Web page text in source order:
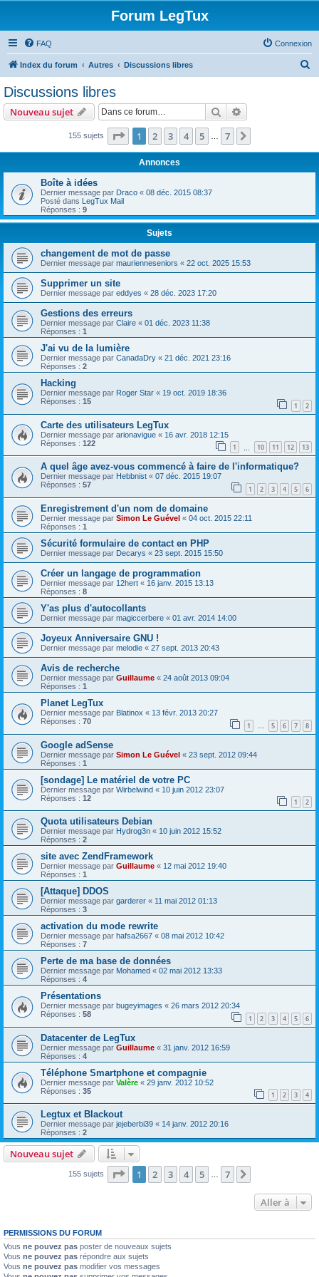
Forum LegTux
FAQ Connexion
Index du forum Autres Discussions libres
r
Discussions libres
Nouveau sujet Rechercher
155 sujets Page 1sur7
1 2 3 4 5 7
Annonces
Boîte à idées
Dernier message par Draco « 08 déc. 2015 08:37
Posté dans LegTux Mail
Réponses : 9
Sujets
changement de mot de passe
Dernier message par maurienneseniors « 22 oct. 2025 15:53
Supprimer un site
Dernier message par eddyes « 28 déc. 2023 17:20
Gestions des erreurs
Dernier message par Claire « 01 déc. 2023 11:38
Réponses : 1
J'ai vu de la lumière
Dernier message par CanadaDry « 21 déc. 2021 23:16
Réponses : 2
Hacking
Dernier message par Roger Star « 19 oct. 2019 18:36
Réponses : 15 1 2
Carte des utilisateurs LegTux
Dernier message par arionavigue « 16 avr. 2018 12:15
Réponses : 122 1 10 11 12 13
A quel âge avez-vous commencé à faire de l'informatique?
Dernier message par Hebbnist « 07 déc. 2015 19:07
Réponses : 57 1 2 3 4 5 6
Enregistrement d'un nom de domaine
Dernier message par Simon Le Guével « 04 oct. 2015 22:11
Réponses : 1
Sécurité formulaire de contact en PHP
Dernier message par Decarys « 23 sept. 2015 15:50
Créer un langage de programmation
Dernier message par 12hert « 16 janv. 2015 13:13
Réponses : 8
Y'as plus d'autocollants
Dernier message par magiccerbere « 01 avr. 2014 14:00
Joyeux Anniversaire GNU !
Dernier message par melodie « 27 sept. 2013 20:43
Avis de recherche
Dernier message par Guillaume « 24 août 2013 09:04
Réponses : 1
Planet LegTux
Dernier message par Blatinox « 13 févr. 2013 20:27
Réponses : 70 1 … 5 6 7 8
Google adSense
Dernier message par Simon Le Guével « 23 sept. 2012 09:44
Réponses : 1
[sondage] Le matériel de votre PC
Dernier message par Wirbelwind « 10 juin 2012 23:07
Réponses : 12 1 2
Quota utilisateurs Debian
Dernier message par Hydrog3n « 10 juin 2012 15:52
Réponses : 2
site avec ZendFramework
Dernier message par Guillaume « 12 mai 2012 19:40
Réponses : 1
[Attaque] DDOS
Dernier message par garderer « 11 mai 2012 01:13
Réponses : 3
activation du mode rewrite
Dernier message par hafsa2667 « 08 mai 2012 10:42
Réponses : 7
Perte de ma base de données
Dernier message par Mohamed « 02 mai 2012 13:33
Réponses : 4
Présentations
Dernier message par bugeyimages « 26 mars 2012 20:34
Réponses : 58 1 2 3 4 5 6
Datacenter de LegTux
Dernier message par Guillaume « 31 janv. 2012 16:59
Réponses : 4
Téléphone Smartphone et compagnie
Dernier message par Valère « 29 janv. 2012 10:52
Réponses : 35 1 2 3 4
Legtux et Blackout
Dernier message par jejeberbi39 « 14 janv. 2012 20:16
Réponses : 2
Nouveau sujet
155 sujets Page 1sur7
1 2 3 4 5 … 7
Aller à
PERMISSIONS DU FORUM
Vous ne pouvez pas poster de nouveaux sujets
Vous ne pouvez pas répondre aux sujets
Vous ne pouvez pas modifier vos messages